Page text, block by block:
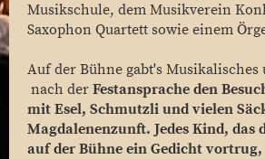
Musikschule, dem Musikverein
Saxophon Quartett sowie einem
Auf der Bühne gabt's Musikalisches
nach der Festansprache den
mit Esel, Schmutzli und vielen
Magdalenenzunft. Jedes Kind, das
auf der Bühne ein Gedicht